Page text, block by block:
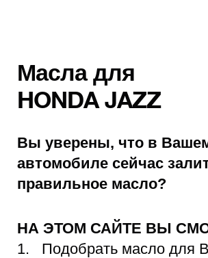
Масла для
HONDA JAZZ
Вы уверены, что в
автомобиле сейчас
правильное масло?
НА ЭТОМ САЙТЕ ВЫ
Подобрать масло для